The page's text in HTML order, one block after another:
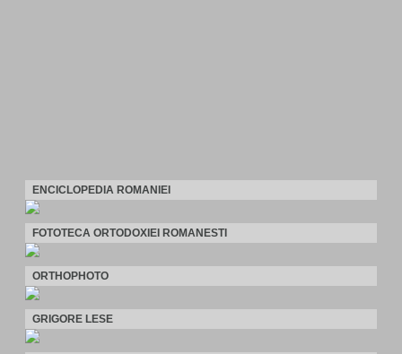
ENCICLOPEDIA ROMANIEI
FOTOTECA ORTODOXIEI ROMANESTI
ORTHOPHOTO
GRIGORE LESE